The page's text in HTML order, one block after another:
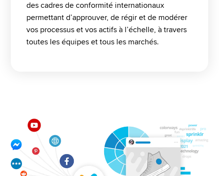
des cadres de conformité internationaux
permettant d’approuver, de régir et de modérer
vos processus et vos actifs à l’échelle, à travers
toutes les équipes et tous les marchés.